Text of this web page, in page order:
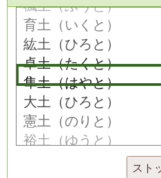
スト